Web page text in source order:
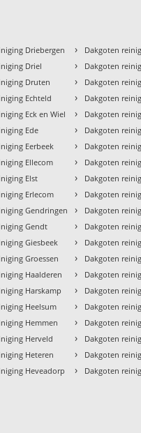
Driebergen
Driel
Druten
Echteld
Eck en Wiel
Ede
Eerbeek
Ellecom
Elst
Erlecom
Gendringen
Gendt
Giesbeek
Groessen
Haalderen
Harskamp
Heelsum
Hemmen
Herveld
Heteren
Heveadorp
› Dakgoten
› Dakgoten
› Dakgoten
› Dakgoten
› Dakgoten
› Dakgoten
› Dakgoten
› Dakgoten
› Dakgoten
› Dakgoten
› Dakgoten
› Dakgoten
› Dakgoten
› Dakgoten
› Dakgoten
› Dakgoten
› Dakgoten
› Dakgoten
› Dakgoten
› Dakgoten
› Dakgoten